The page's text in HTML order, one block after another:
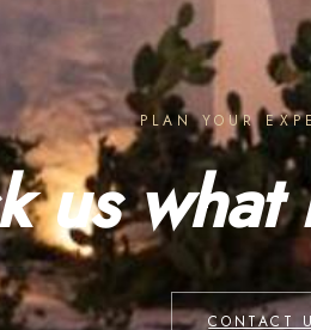
PLAN YOUR
us what
CONTACT